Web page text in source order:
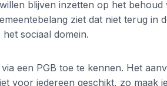
blijven inzetten op het behoud
ziet dat niet terug in
sociaal domein.
een PGB toe te kennen. Het
voor iedereen geschikt, zo maak